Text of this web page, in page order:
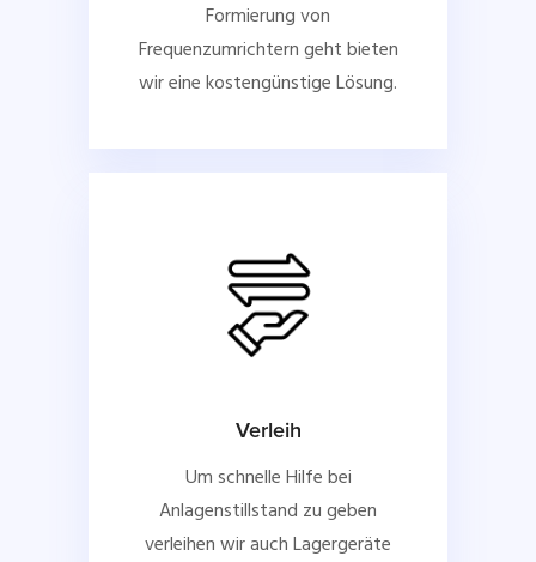
Formierung von
Frequenzumrichtern geht bieten
wir eine kostengünstige Lösung.
Verleih
Um schnelle Hilfe bei
Anlagenstillstand zu geben
verleihen wir auch Lagergeräte